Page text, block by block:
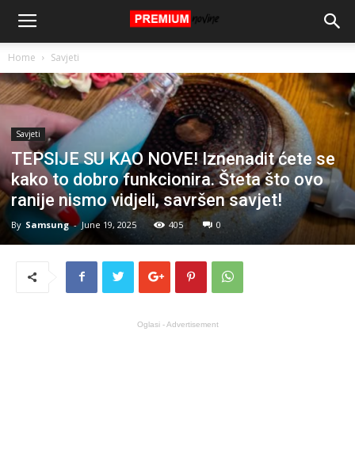
Home Savjeti
Savjeti
TEPSIJE SU KAO NOVE! Iznenadit ćete se
kako to dobro funkcionira. Šteta što ovo
ranije nismo vidjeli, savršen savjet!
By Samsung - June 19, 2025 405 0
Oglasi - Advertisement